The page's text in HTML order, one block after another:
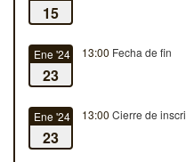
15
Ene '24
23
13:00 Fecha de fin
Ene '24
23
13:00 Cierre de